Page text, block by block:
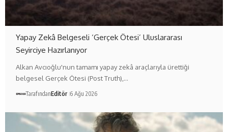
Yapay Zekâ Belgeseli ‘Gerçek Ötesi’ Uluslararası
Seyirciye Hazırlanıyor
Alkan Avcıoğlu'nun tamamı yapay zekâ araçlarıyla ürettiği
belgesel Gerçek Ötesi (Post Truth),…
TarafındanEditör 6 Ağu 2026